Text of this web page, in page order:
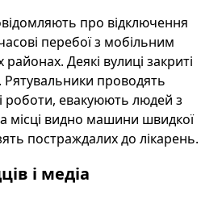
про відключення
перебої з мобільним
Деякі вулиці закриті
Рятувальники проводять
роботи, евакуюють людей з
місці видно машини швидкої
постраждалих до лікарень.
і медіа